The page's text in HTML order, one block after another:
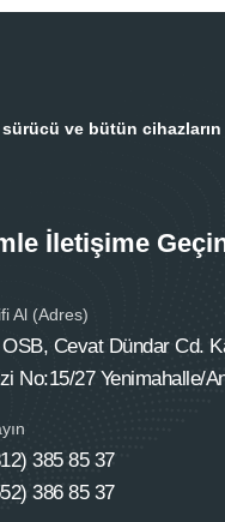
ve bütün cihazların
İletişime
Al (Adres)
Cevat Dündar Cd.
No:15/27 Yenimahalle/
385 85 37
386 85 37